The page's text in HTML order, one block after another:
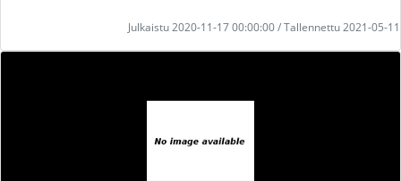
Julkaistu 2020-11-17 00:00:00 / Tallennettu 2021-05-11